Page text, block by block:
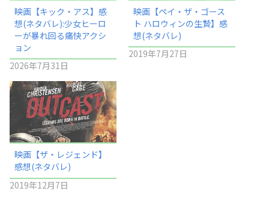
映画【キック・アス】感
想(ネタバレ):少女ヒーロ
ーが暴れ回る痛快アクシ
ョン
2026年7月31日
映画【ペイ・ザ・ゴース
ト ハロウィンの生贄】感
想(ネタバレ)
2019年7月27日
映画【ザ・レジェンド】
感想(ネタバレ)
2019年12月7日